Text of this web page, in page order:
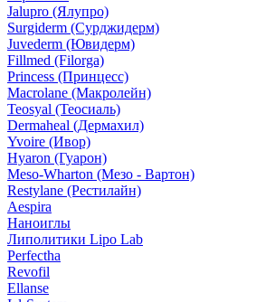
Jalupro (Ялупро)
Surgiderm (Сурджидерм)
Juvederm (Ювидерм)
Fillmed (Filorga)
Princess (Принцесс)
Macrolane (Макролейн)
Teosyal (Теосиаль)
Dermaheal (Дермахил)
Yvoire (Ивор)
Hyaron (Гуарон)
Meso-Wharton (Мезо - Вартон)
Restylane (Рестилайн)
Aespira
Наноиглы
Липолитики Lipo Lab
Perfectha
Revofil
Ellanse